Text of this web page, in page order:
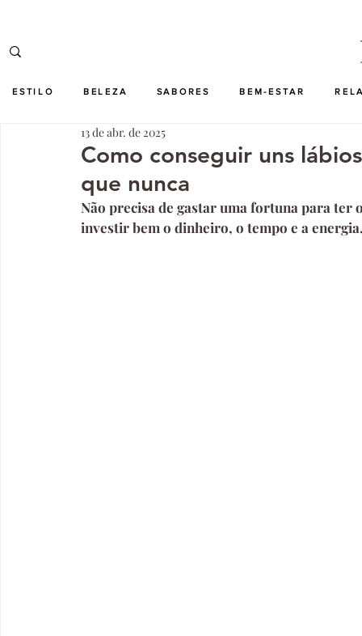
ESTILO BELEZA SABORES BEM-ESTAR
Como conseguir uns
que nunca
13 de abr. de 2025
Não precisa de gastar uma fortuna para ter
investir bem o dinheiro, o tempo e a